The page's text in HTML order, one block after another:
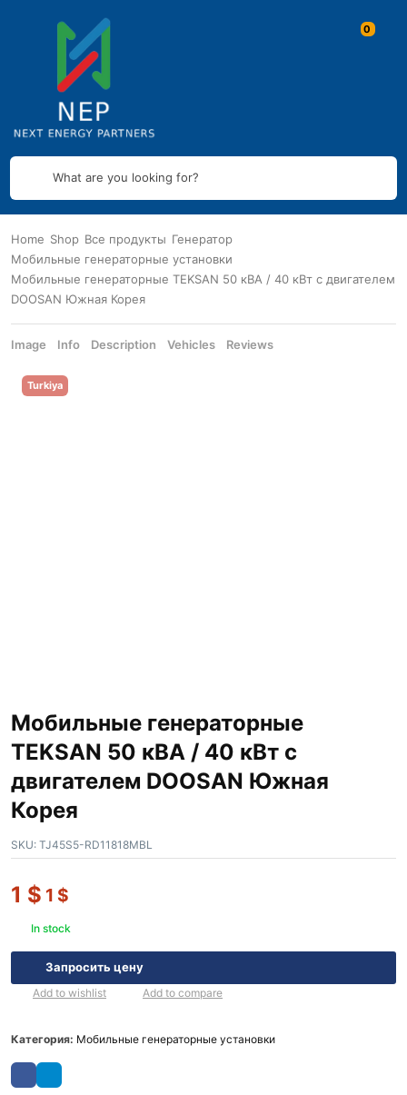
What are you looking for?
Home Shop Все продукты Генератор
Мобильные генераторные установки
Мобильные генераторные TEKSAN 50 кВА / 40 кВт с двигателем
DOOSAN Южная Корея
Image Info Description Vehicles Reviews
Turkiya
Мобильные генераторные
TEKSAN 50 кВА / 40 кВт с
двигателем DOOSAN Южная
Корея
SKU: TJ45S5-RD11818MBL
1 $ 1 $
In stock
Запросить цену
Add to wishlist Add to compare
Категория: Мобильные генераторные установки